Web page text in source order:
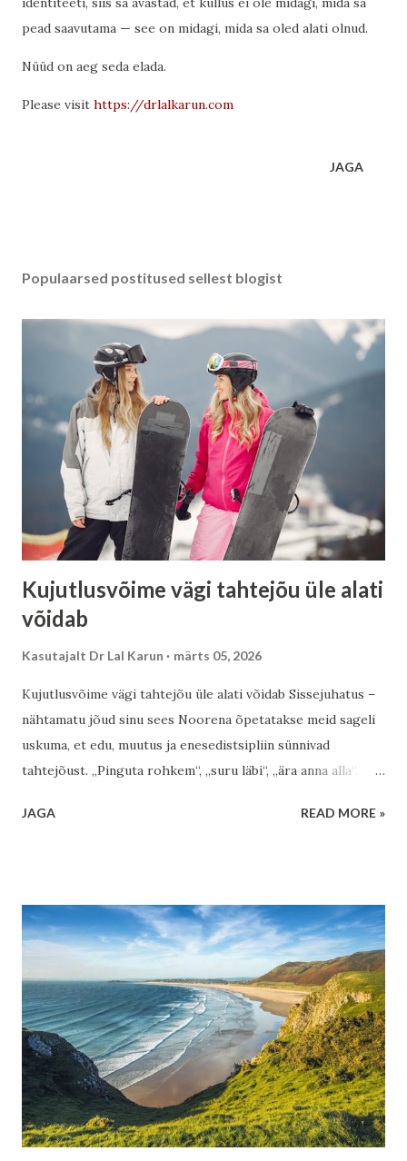
pead saavutama — see on midagi, mida sa oled alati olnud.
Nüüd on aeg seda elada.
Please visit https://drlalkarun.com
JAGA
Populaarsed postitused sellest blogist
Kujutlusvõime vägi tahtejõu üle alati
võidab
Kasutajalt Dr Lal Karun märts 05, 2026
Kujutlusvõime vägi tahtejõu üle alati võidab Sissejuhatus –
nähtamatu jõud sinu sees Noorena õpetatakse meid sageli
uskuma, et edu, muutus ja enesedistsipliin sünnivad
tahtejõust. „Pinguta rohkem“, „suru läbi“, „ära anna alla“.
ja vaiksemale: alati võidab kujutlusvõime tahtejõu üle, ilma
see, mida su sisemine pilt toidab. Mis on kujutlusvõime
tegelikult Kujutlusvõime ei ole lihtsalt fantaasia või
unistamine. See on sisemine keel, mille kaudu teadvus
suhtleb kehaga ja eluga. Kõik, mida sa sügaval sisimas pead
võimalikuks, tõeliseks või vältimatuks, on kujutlus. Kujutlus
ei küsi luba. Ta töötab pidevalt, ka siis, kui sa seda ei märka.
Ja just seetõttu on ta nii võimas. Tahtejõu piirid Tahtejõud
on pingutus. See on otsus sundida end tegema midagi
hoolimata s...
JAGA READ MORE »